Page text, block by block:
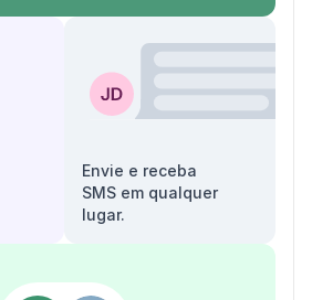
Envie e receba
SMS em qualquer
lugar.